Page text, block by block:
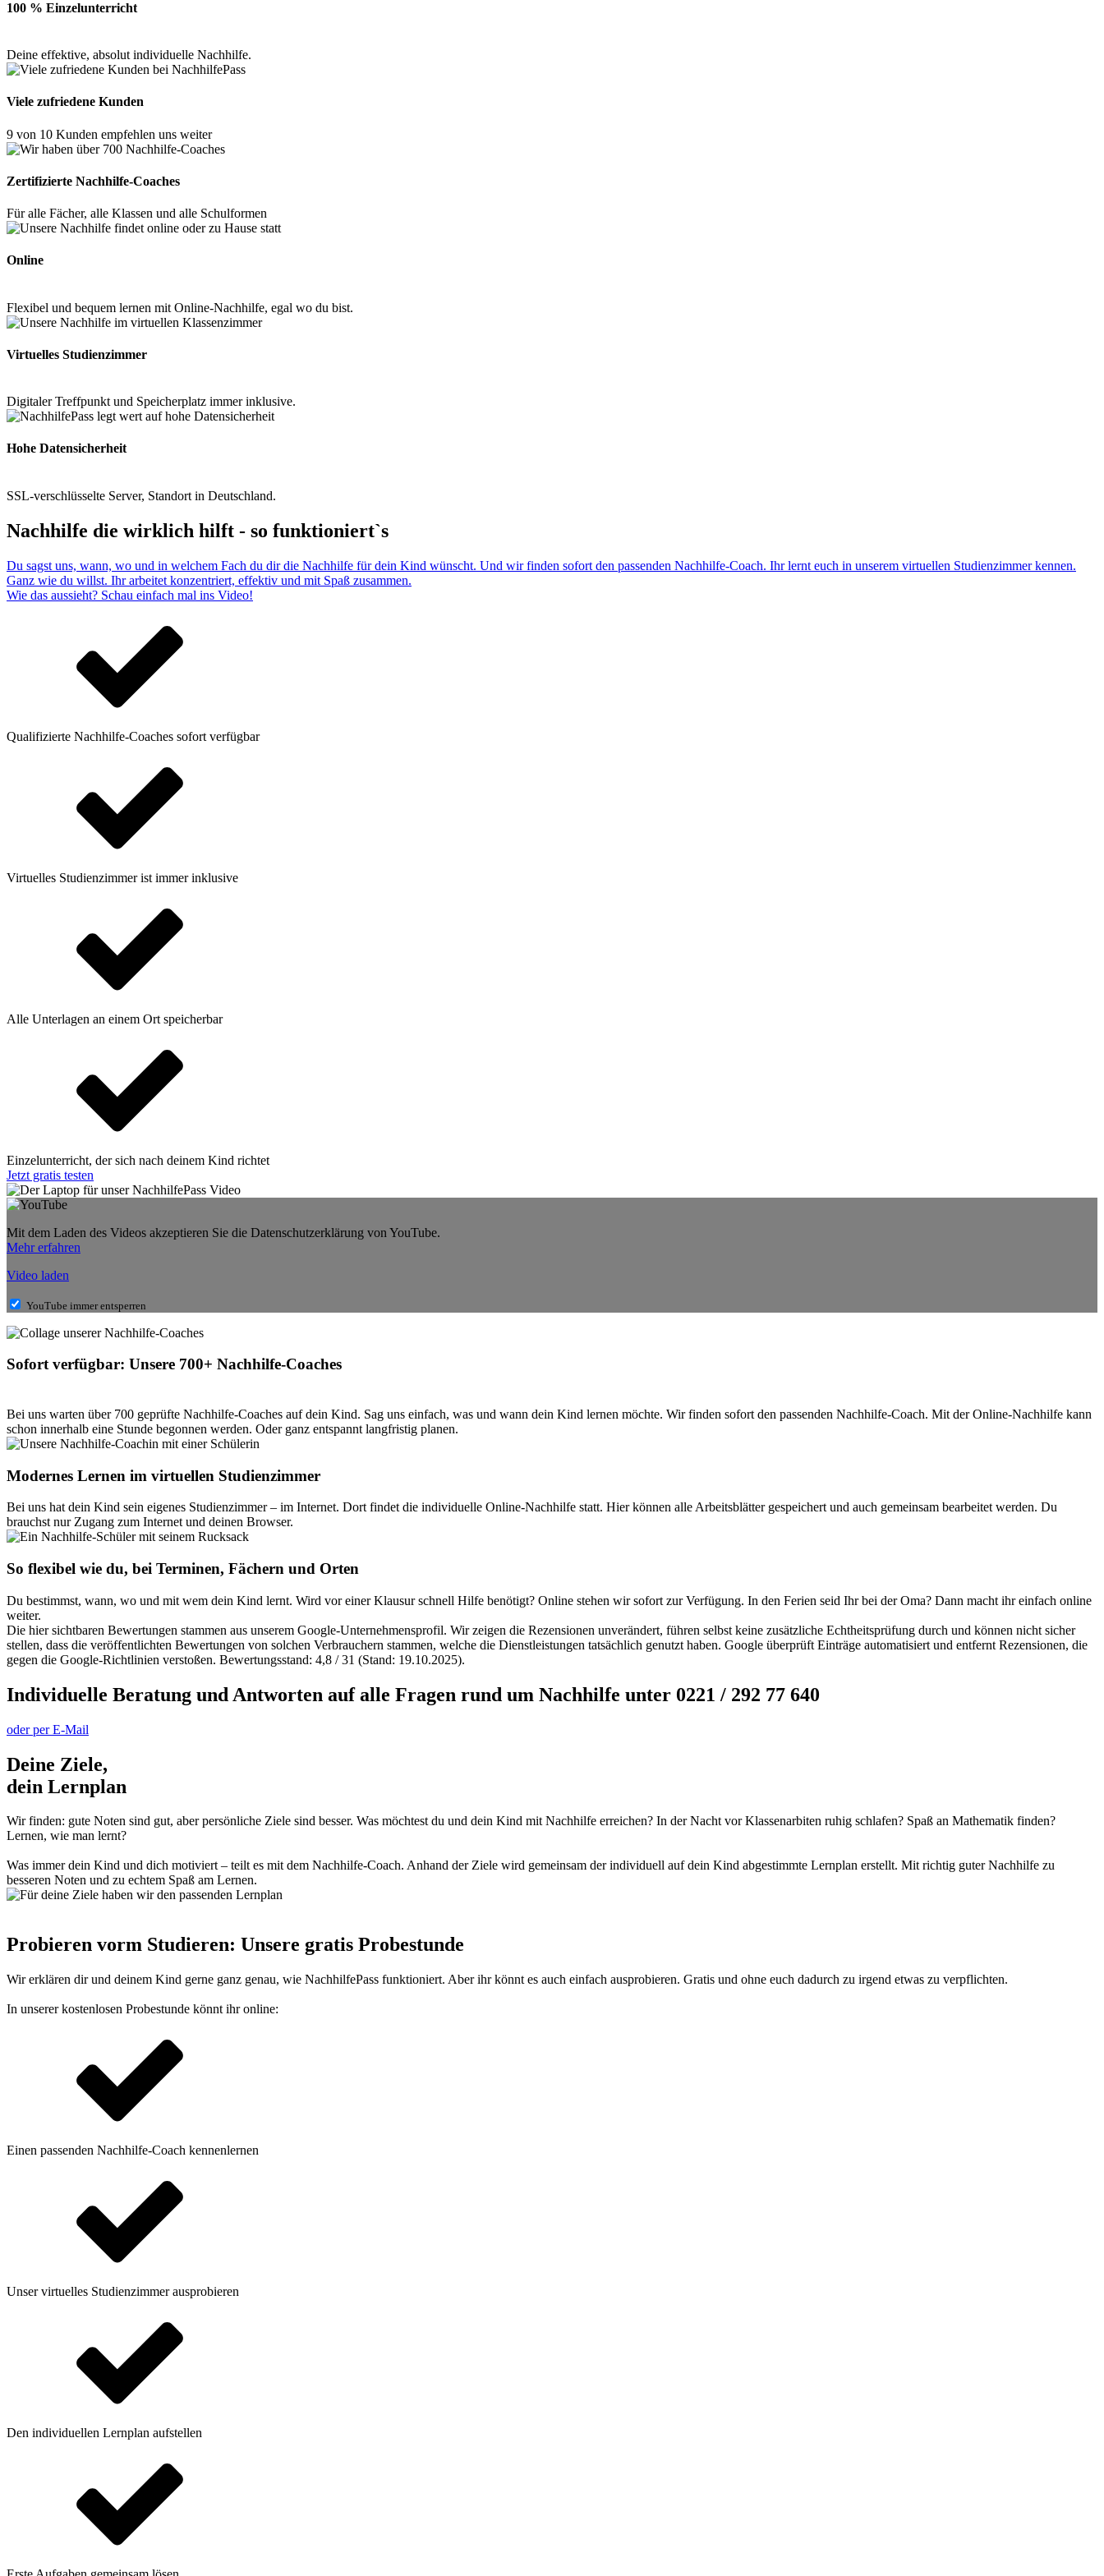
100 % Einzelunterricht
Deine effektive, absolut individuelle Nachhilfe.
Viele zufriedene Kunden
9 von 10 Kunden empfehlen uns weiter
Zertifizierte Nachhilfe-Coaches
Für alle Fächer, alle Klassen und alle Schulformen
Online
Flexibel und bequem lernen mit Online-Nachhilfe, egal wo du bist.
Virtuelles Studienzimmer
Digitaler Treffpunkt und Speicherplatz immer inklusive.
Hohe Datensicherheit
SSL-verschlüsselte Server, Standort in Deutschland.
Nachhilfe die wirklich hilft - so funktioniert`s
Du sagst uns, wann, wo und in welchem Fach du dir die Nachhilfe für dein Kind wünscht. Und wir finden sofort den passenden Nachhilfe-Coach. Ihr lernt euch in unserem virtuellen Studienzimmer kennen.
Ganz wie du willst. Ihr arbeitet konzentriert, effektiv und mit Spaß zusammen.
Wie das aussieht? Schau einfach mal ins Video!
Qualifizierte Nachhilfe-Coaches sofort verfügbar
Virtuelles Studienzimmer ist immer inklusive
Alle Unterlagen an einem Ort speicherbar
Einzelunterricht, der sich nach deinem Kind richtet
Jetzt gratis testen
Mit dem Laden des Videos akzeptieren Sie die Datenschutzerklärung von YouTube.
Mehr erfahren
Video laden
YouTube immer entsperren
Sofort verfügbar: Unsere 700+ Nachhilfe-Coaches
Bei uns warten über 700 geprüfte Nachhilfe-Coaches auf dein Kind. Sag uns einfach, was und wann dein Kind lernen möchte. Wir finden sofort den passenden Nachhilfe-Coach. Mit der Online-Nachhilfe kann
schon innerhalb eine Stunde begonnen werden. Oder ganz entspannt langfristig planen.
Modernes Lernen im virtuellen Studienzimmer
Bei uns hat dein Kind sein eigenes Studienzimmer – im Internet. Dort findet die individuelle Online-Nachhilfe statt. Hier können alle Arbeitsblätter gespeichert und auch gemeinsam bearbeitet werden. Du
brauchst nur Zugang zum Internet und deinen Browser.
So flexibel wie du, bei Terminen, Fächern und Orten
Du bestimmst, wann, wo und mit wem dein Kind lernt. Wird vor einer Klausur schnell Hilfe benötigt? Online stehen wir sofort zur Verfügung. In den Ferien seid Ihr bei der Oma? Dann macht ihr einfach online
weiter.
Die hier sichtbaren Bewertungen stammen aus unserem Google-Unternehmensprofil. Wir zeigen die Rezensionen unverändert, führen selbst keine zusätzliche Echtheitsprüfung durch und können nicht sicher
stellen, dass die veröffentlichten Bewertungen von solchen Verbrauchern stammen, welche die Dienstleistungen tatsächlich genutzt haben. Google überprüft Einträge automatisiert und entfernt Rezensionen, die
gegen die Google-Richtlinien verstoßen. Bewertungsstand: 4,8 / 31 (Stand: 19.10.2025).
Individuelle Beratung und Antworten auf alle Fragen rund um Nachhilfe unter 0221 / 292 77 640
oder per E-Mail
Deine Ziele,
dein Lernplan
Wir finden: gute Noten sind gut, aber persönliche Ziele sind besser. Was möchtest du und dein Kind mit Nachhilfe erreichen? In der Nacht vor Klassenarbiten ruhig schlafen? Spaß an Mathematik finden?
Lernen, wie man lernt?
Was immer dein Kind und dich motiviert – teilt es mit dem Nachhilfe-Coach. Anhand der Ziele wird gemeinsam der individuell auf dein Kind abgestimmte Lernplan erstellt. Mit richtig guter Nachhilfe zu
besseren Noten und zu echtem Spaß am Lernen.
Probieren vorm Studieren: Unsere gratis Probestunde
Wir erklären dir und deinem Kind gerne ganz genau, wie NachhilfePass funktioniert. Aber ihr könnt es auch einfach ausprobieren. Gratis und ohne euch dadurch zu irgend etwas zu verpflichten.
In unserer kostenlosen Probestunde könnt ihr online:
Einen passenden Nachhilfe-Coach kennenlernen
Unser virtuelles Studienzimmer ausprobieren
Den individuellen Lernplan aufstellen